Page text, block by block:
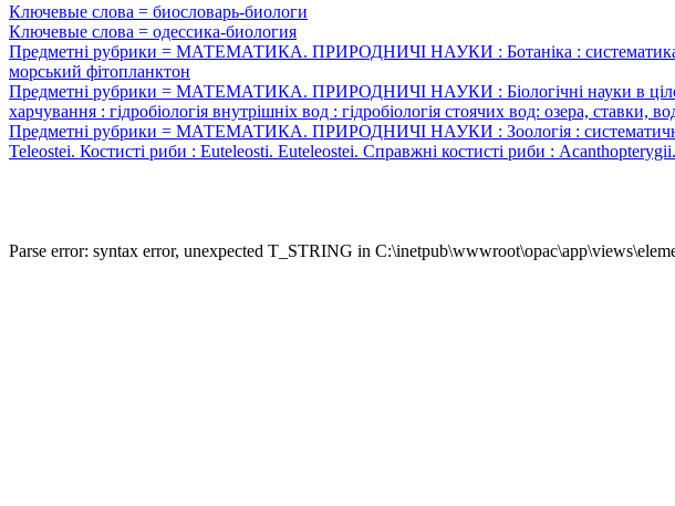
Ключевые слова = биословарь-биологи
Ключевые слова = одессика-биология
Предметні рубрики = МАТЕМАТИКА. ПРИРОДНИЧІ НАУКИ : Ботаніка : систематика
морський фітопланктон
Предметні рубрики = МАТЕМАТИКА. ПРИРОДНИЧІ НАУКИ : Біологічні науки в цілому :
харчування : гідробіологія внутрішніх вод : гідробіологія стоячих вод: озера, ставки,
Предметні рубрики = МАТЕМАТИКА. ПРИРОДНИЧІ НАУКИ : Зоологія : систематична
Teleostei. Костисті риби : Euteleosti. Euteleostei. Справжні костисті риби :
Parse error: syntax error, unexpected T_STRING in